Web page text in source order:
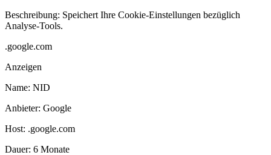
Beschreibung: Speichert Ihre Cookie-Einstellungen bezüglich
Analyse-Tools.
.google.com
Anzeigen
Name: NID
Anbieter: Google
Host: .google.com
Dauer: 6 Monate